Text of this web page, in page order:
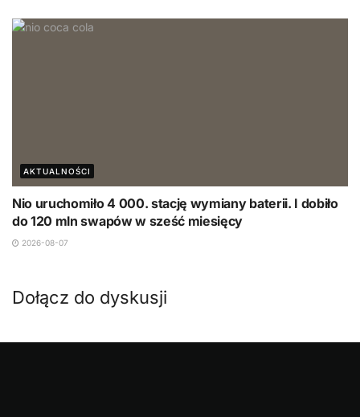
AKTUALNOŚCI
Nio uruchomiło 4 000. stację wymiany baterii. I dobiło
do 120 mln swapów w sześć miesięcy
2026-08-07
Dołącz do dyskusji